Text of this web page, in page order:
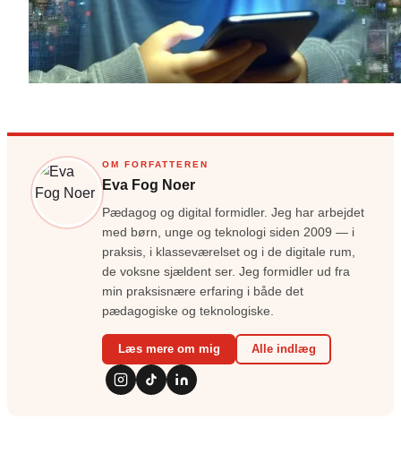
OM FORFATTEREN
Eva Fog Noer
Pædagog og digital formidler. Jeg har arbejdet
med børn, unge og teknologi siden 2009 — i
praksis, i klasseværelset og i de digitale rum,
de voksne sjældent ser. Jeg formidler ud fra
min praksisnære erfaring i både det
pædagogiske og teknologiske.
Læs mere om mig Alle indlæg